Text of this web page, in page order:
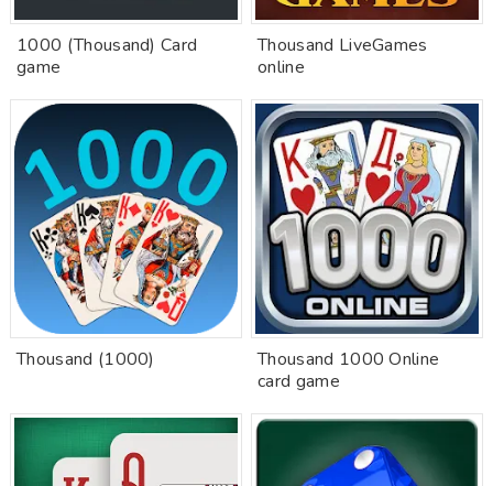
1000 (Thousand) Card
game
Thousand LiveGames
online
Thousand (1000)
Thousand 1000 Online
card game